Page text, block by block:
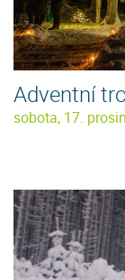
Adventní
sobota, 17.